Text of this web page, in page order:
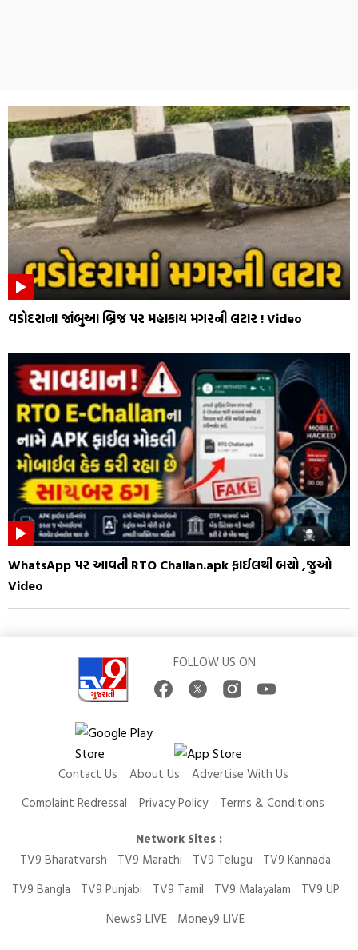
વડોદરાના જાંબુઆ બ્રિજ પર મહાકાય મગરની લટાર ! Video
WhatsApp પર આવતી RTO Challan.apk ફાઈલથી બચો ,જુઓ
Video
FOLLOW US ON
Contact Us About Us
Advertise With Us
Complaint Redressal
Privacy Policy
Terms & Conditions
Network Sites :
TV9 Bharatvarsh
TV9 Marathi TV9 Telugu
TV9 Kannada
TV9 Bangla
TV9 Punjabi TV9 Tamil TV9 Malayalam
TV9 UP
News9 LIVE
Money9 LIVE